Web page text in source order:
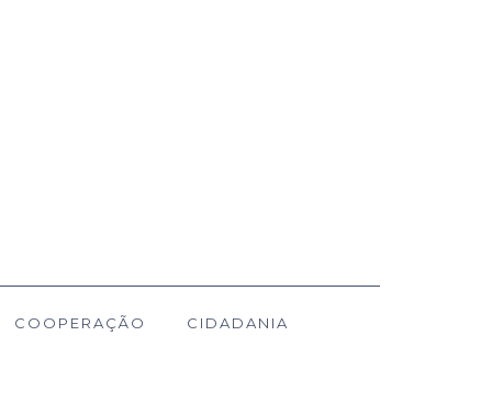
COOPERAÇÃO CIDADANIA